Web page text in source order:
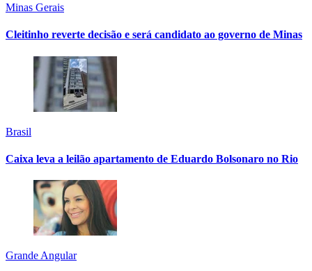
Minas Gerais
Cleitinho reverte decisão e será candidato ao governo de Minas
Brasil
Caixa leva a leilão apartamento de Eduardo Bolsonaro no Rio
Grande Angular